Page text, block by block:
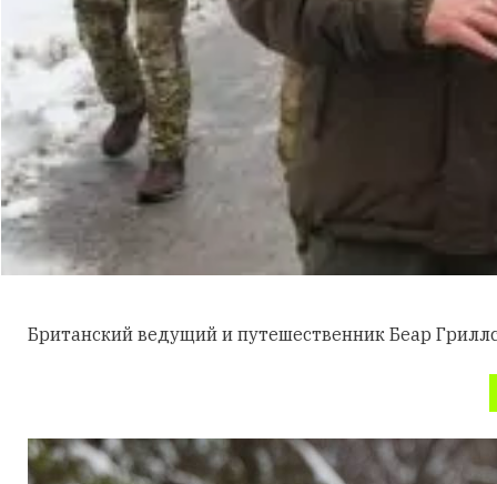
Британский ведущий и путешественник Беар